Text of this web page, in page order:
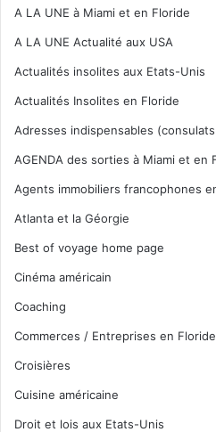
A LA UNE à Miami et en Floride
A LA UNE Actualité aux USA
Actualités insolites aux Etats-Unis
Actualités Insolites en Floride
Adresses indispensables
AGENDA des sorties à Miami et en
Agents immobiliers francophones
Atlanta et la Géorgie
Best of voyage home page
Cinéma américain
Coaching
Commerces / Entreprises en Floride
Croisières
Cuisine américaine
Droit et lois aux Etats-Unis